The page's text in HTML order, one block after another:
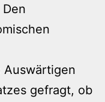
Auswärtigen
gefragt, ob